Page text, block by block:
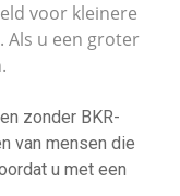
voor kleinere
Als u een groter
zonder BKR-
van mensen die
u met een